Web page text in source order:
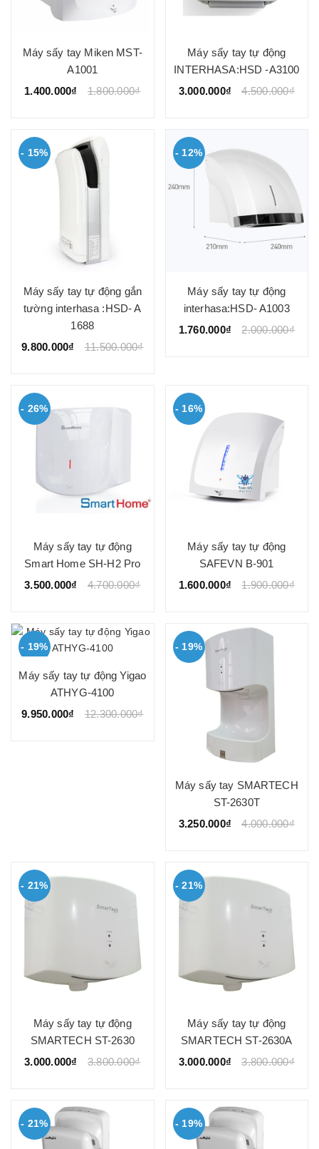
Máy sấy tay Miken MST-
A1001
1.400.000₫
1.800.000₫
Máy sấy tay tự động
INTERHASA:HSD -A3100
3.000.000₫
4.500.000₫
- 15%
Máy sấy tay tự động gắn
tường interhasa :HSD- A
1688
9.800.000₫
11.500.000₫
- 12%
Máy sấy tay tự động
interhasa:HSD- A1003
1.760.000₫
2.000.000₫
- 26%
Máy sấy tay tự động
Smart Home SH-H2 Pro
3.500.000₫
4.700.000₫
- 16%
Máy sấy tay tự động
SAFEVN B-901
1.600.000₫
1.900.000₫
- 19%
Máy sấy tay tự động Yigao
ATHYG-4100
9.950.000₫
12.300.000₫
- 19%
Máy sấy tay SMARTECH
ST-2630T
3.250.000₫
4.000.000₫
- 21%
Máy sấy tay tự động
SMARTECH ST-2630
3.000.000₫
3.800.000₫
- 21%
Máy sấy tay tự động
SMARTECH ST-2630A
3.000.000₫
3.800.000₫
- 21% - 19%